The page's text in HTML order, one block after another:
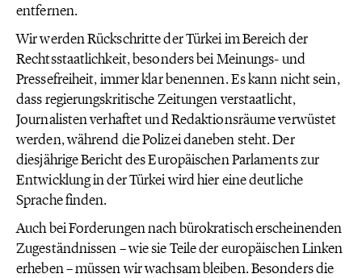
entfernen.
Wir werden Rückschritte der Türkei im Bereich der
Rechtsstaatlichkeit, besonders bei Meinungs- und
Pressefreiheit, immer klar benennen. Es kann nicht sein,
dass regierungskritische Zeitungen verstaatlicht,
Journalisten verhaftet und Redaktionsräume verwüstet
werden, während die Polizei daneben steht. Der
diesjährige Bericht des Europäischen Parlaments zur
Entwicklung in der Türkei wird hier eine deutliche
Sprache finden.
Auch bei Forderungen nach bürokratisch erscheinenden
Zugeständnissen – wie sie Teile der europäischen Linken
erheben – müssen wir wachsam bleiben. Besonders die